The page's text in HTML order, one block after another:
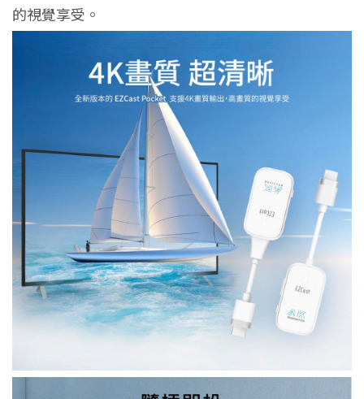
的視覺享受。